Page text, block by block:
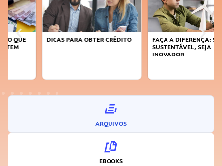
DICAS PARA OBTER CRÉDITO
FAÇA A DIFERENÇA: SEJA
SUSTENTÁVEL, SEJA
ARQUIVOS
EBOOKS